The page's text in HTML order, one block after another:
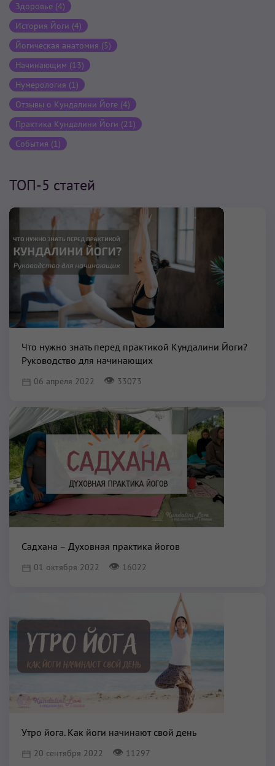
Здоровье (4)
История Йоги (4)
Йогическая анатомия (5)
Начинающим (13)
Нумерология (1)
Отзывы о Кундалини Йоге (4)
Практика Кундалини Йоги (21)
События (1)
ТОП-5 статей
Что нужно знать перед практикой Кундалини Йоги?
Руководство для начинающих
06 апреля 2022 👁 33073
Садхана – Духовная практика йогов
01 октября 2022 👁 16022
Утро йога. Как йоги начинают свой день
20 сентября 2022 👁 11297